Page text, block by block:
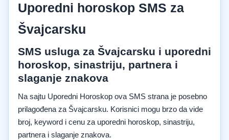
Uporedni horoskop SMS za
Švajcarsku
SMS usluga za Švajcarsku i uporedni
horoskop, sinastriju, partnera i
slaganje znakova
Na sajtu Uporedni Horoskop ova SMS strana je posebno
prilagođena za Švajcarsku. Korisnici mogu brzo da vide
broj, keyword i cenu za uporedni horoskop, sinastriju,
partnera i slaganje znakova.